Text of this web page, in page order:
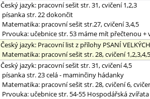
Český jazyk: pracovní sešit str. 31, cvičení 1,2,3
písanka str. 22 dokončit
Matematika: pracovní sešit str.27, cvičení 3,4,5
Prvouka: učebnice str. 53 máme mít přečtenou
Český jazyk: Pracovní list z přílohy PSANÍ
Matematika: pracovní sešit str. 28, cvičení 1,2,3,4,5
Český jazyk: pracovní sešit str. 31, cvičení 4,5
písanka str. 23 celá - maminčiny hádanky
Matematika: pracovní sešit str. 28, cvičení 6,
Prvouka: učebnice str. 54-55 Hospodářská